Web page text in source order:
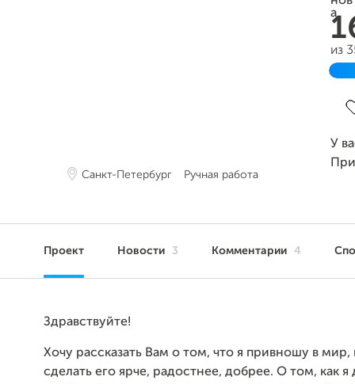
Санкт-Петербург Ручная работа
из
У
Проект Новости 3 Комментарии 4
Здравствуйте!
Хочу рассказать Вам о том, что я привношу в мир,
сделать его ярче, радостнее, добрее. О том, как